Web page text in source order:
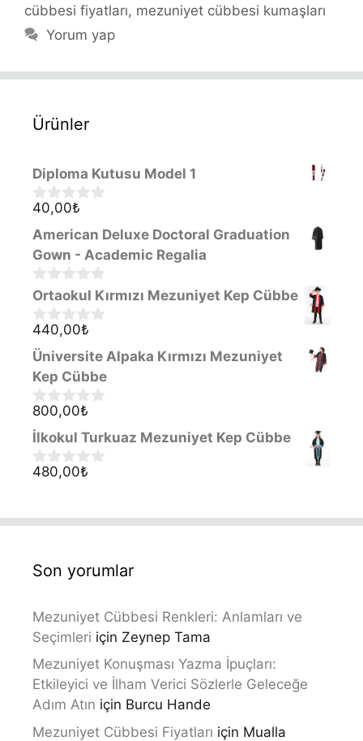
cübbesi fiyatları, mezuniyet cübbesi kumaşları
Yorum yap
Ürünler
Diploma Kutusu Model 1
0
u
t
o
f
5
40,00₺
American Deluxe Doctoral Graduation
Gown - Academic Regalia
0
o
u
t
o
f
5
Ortaokul Kırmızı Mezuniyet Kep Cübbe
0
o
u
t
o
f
5
440,00₺
Üniversite Alpaka Kırmızı Mezuniyet
Kep Cübbe
0
o
u
t
o
800,00₺
İlkokul Turkuaz Mezuniyet Kep Cübbe
0
t
o
480,00₺
Son yorumlar
Mezuniyet Cübbesi Renkleri: Anlamları ve
Seçimleri için Zeynep Tama
Mezuniyet Konuşması Yazma İpuçları:
Etkileyici ve İlham Verici Sözlerle Geleceğe
Adım Atın için Burcu Hande
Mezuniyet Cübbesi Fiyatları için Mualla